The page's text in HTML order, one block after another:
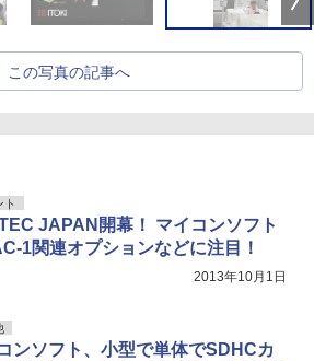
この写真の記事へ
ト
JAPAN開幕！ マイコンソフト
1関連オプションなどに注目！
2013年10月1日
ンソフト、小型で単体でSDHCカ